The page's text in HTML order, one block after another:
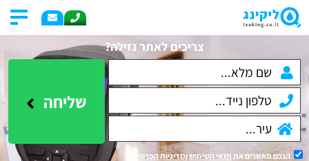
צריכים לאתר נזילה?
שליחה
הנכם מאשרים את תנאי השימושומדיניות הפרטיות